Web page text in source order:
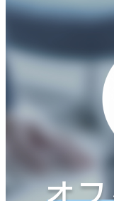
オ